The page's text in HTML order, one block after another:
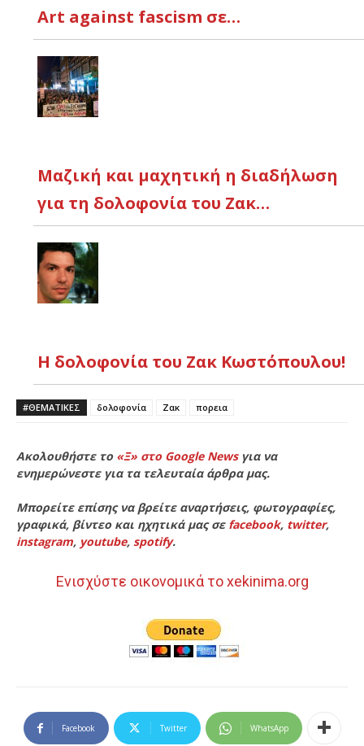
Art against fascism σε…
Μαζική και μαχητική η διαδήλωση
για τη δολοφονία του Ζακ…
Η δολοφονία του Ζακ Κωστόπουλου!
#ΘΕΜΑΤΙΚΈΣ δολοφονία Ζακ πορεια
Ακολουθήστε το «Ξ» στο Google Newsγια να
ενημερώνεστε για τα τελευταία άρθρα μας.
Μπορείτε επίσης να βρείτε αναρτήσεις, φωτογραφίες,
γραφικά, βίντεο και ηχητικά μας σε facebook, twitter,
instagram, youtube, spotify.
Ενισχύστε οικονομικά το xekinima.org
Facebook Twitter WhatsApp